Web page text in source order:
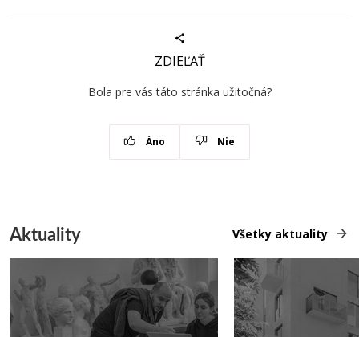
ZDIEĽAŤ
Bola pre vás táto stránka užitočná?
Áno Nie
Aktuality Všetky aktuality